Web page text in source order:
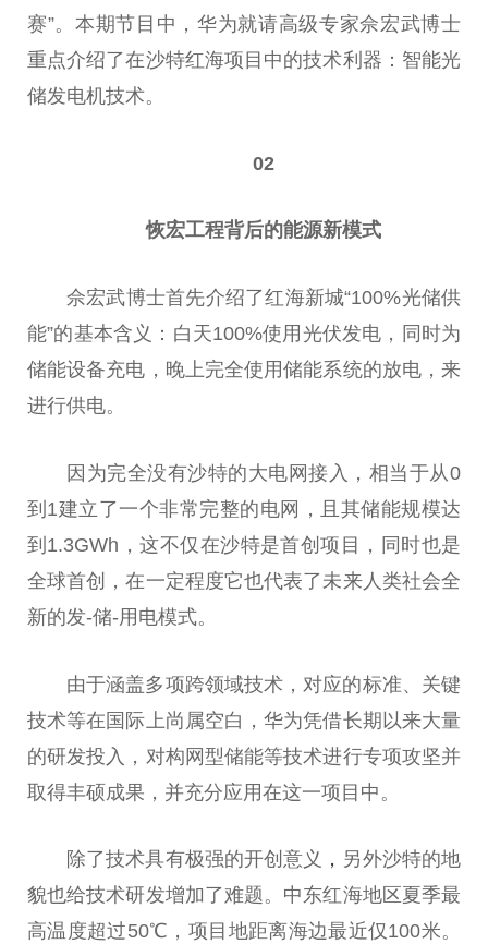
赛”。本期节目中，华为就请高级专家佘宏武博士
重点介绍了在沙特红海项目中的技术利器：智能光
储发电机技术。
02
恢宏工程背后的能源新模式
佘宏武博士首先介绍了红海新城“100%光储供
能”的基本含义：白天100%使用 光伏发电，同时为
储能设备充电，晚上完全使用储能系统的放电，来
进行供电。
因为完全没有沙特的大电网接入，相当于从0
到1建立了一个非常完整的电网，且其储能规模达
到1.3GWh，这不仅在沙特是首创项目，同时也是
全球首创，在一定程度它也代表了未来人类社会全
新的发-储-用电模式。
由于涵盖多项跨领域技术，对应的标准、关键
技术等在国际上尚属空白，华为凭借长期以来大量
的研发投入，对构网型储能等技术进行专项攻坚并
取得丰硕成果，并充分应用在这一项目中。
除了技术具有极强的开创意义 ， 另外沙特的地
貌也给技术研发增加了难题。中东红海地区夏季最
高温度超过50℃，项目地距离海边最近仅100米。